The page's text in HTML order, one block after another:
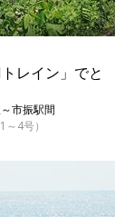
レイン」でと
市振駅間
4号）